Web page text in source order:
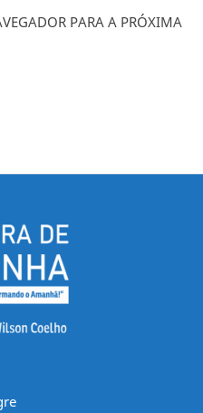
PARA A PRÓXIMA